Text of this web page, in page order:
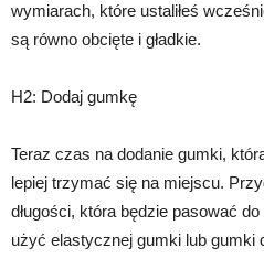
wymiarach, które ustaliłeś
są równo obcięte i gładkie.
H2: Dodaj gumkę
Teraz czas na dodanie gumki,
lepiej trzymać się na miejscu.
długości, która będzie pasować
użyć elastycznej gumki lub gumki